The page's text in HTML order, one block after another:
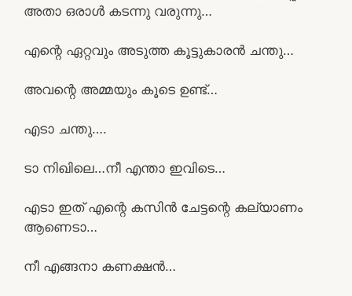
അതാ ഒരാൾ കടന്നു വരുന്നു…
എന്റെ ഏറ്റവും അടുത്ത കൂട്ടുകാരൻ ചന്തു…
അവന്റെ അമ്മയും കൂടെ ഉണ്ട്…
എടാ ചന്തു….
ടാ നിഖിലെ…നീ എന്താ ഇവിടെ…
എടാ ഇത് എന്റെ കസിൻ ചേട്ടന്റെ കല്യാണം
ആണെടാ…
നീ എങ്ങനാ കണക്ഷൻ…